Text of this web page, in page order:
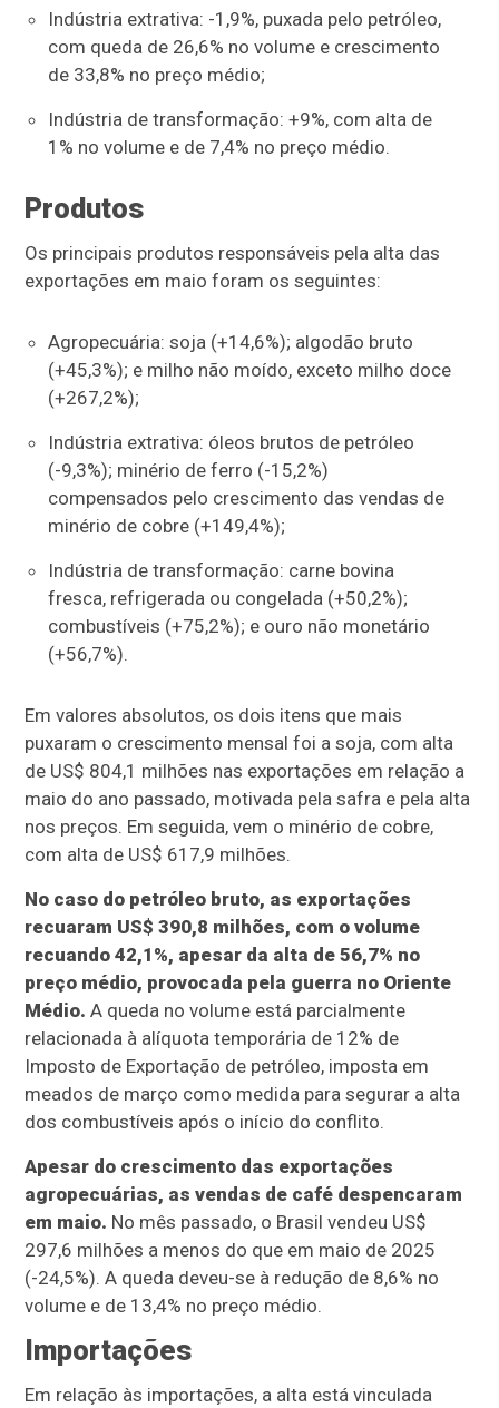
Indústria extrativa: -1,9%, puxada pelo petróleo,
com queda de 26,6% no volume e crescimento
de 33,8% no preço médio;
Indústria de transformação: +9%, com alta de
1% no volume e de 7,4% no preço médio.
Produtos
Os principais produtos responsáveis pela alta das
exportações em maio foram os seguintes:
Agropecuária: soja (+14,6%); algodão bruto
(+45,3%); e milho não moído, exceto milho doce
(+267,2%);
Indústria extrativa: óleos brutos de petróleo
(-9,3%); minério de ferro (-15,2%)
compensados pelo crescimento das vendas de
minério de cobre (+149,4%);
Indústria de transformação: carne bovina
fresca, refrigerada ou congelada (+50,2%);
combustíveis (+75,2%); e ouro não monetário
(+56,7%).
Em valores absolutos, os dois itens que mais
puxaram o crescimento mensal foi a soja, com alta
de US$ 804,1 milhões nas exportações em relação a
maio do ano passado, motivada pela safra e pela alta
nos preços. Em seguida, vem o minério de cobre,
com alta de US$ 617,9 milhões.
No caso do petróleo bruto, as exportações
recuaram US$ 390,8 milhões, com o volume
recuando 42,1%, apesar da alta de 56,7% no
preço médio, provocada pela guerra no Oriente
Médio. A queda no volume está parcialmente
relacionada à alíquota temporária de 12% de
Imposto de Exportação de petróleo, imposta em
meados de março como medida para segurar a alta
dos combustíveis após o início do conflito.
Apesar do crescimento das exportações
agropecuárias, as vendas de café despencaram
em maio. No mês passado, o Brasil vendeu US$
297,6 milhões a menos do que em maio de 2025
(-24,5%). A queda deveu-se à redução de 8,6% no
volume e de 13,4% no preço médio.
Importações
Em relação às importações, a alta está vinculada